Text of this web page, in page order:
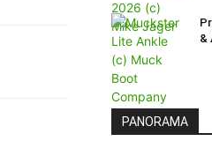
&
PANORAMA